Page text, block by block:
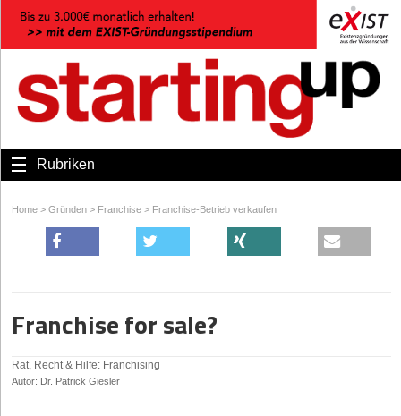
Rubriken
Home > Gründen > Franchise > Franchise-Betrieb verkaufen
Franchise for sale?
Rat, Recht & Hilfe: Franchising
Autor: Dr. Patrick Giesler